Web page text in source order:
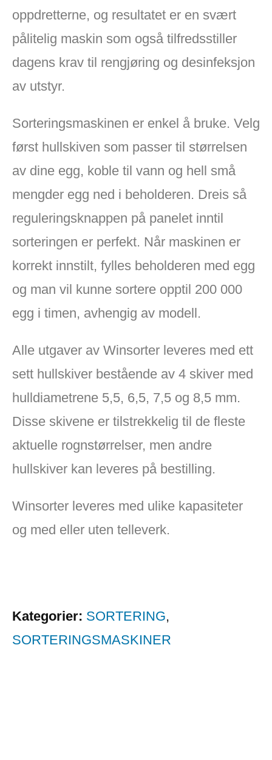
oppdretterne, og resultatet er en svært
pålitelig maskin som også tilfredsstiller
dagens krav til rengjøring og desinfeksjon
av utstyr.
Sorteringsmaskinen er enkel å bruke. Velg
først hullskiven som passer til størrelsen
av dine egg, koble til vann og hell små
mengder egg ned i beholderen. Dreis så
reguleringsknappen på panelet inntil
sorteringen er perfekt. Når maskinen er
korrekt innstilt, fylles beholderen med egg
og man vil kunne sortere opptil 200 000
egg i timen, avhengig av modell.
Alle utgaver av Winsorter leveres med ett
sett hullskiver bestående av 4 skiver med
hulldiametrene 5,5, 6,5, 7,5 og 8,5 mm.
Disse skivene er tilstrekkelig til de fleste
aktuelle rognstørrelser, men andre
hullskiver kan leveres på bestilling.
Winsorter leveres med ulike kapasiteter
og med eller uten telleverk.
Kategorier: SORTERING,
SORTERINGSMASKINER